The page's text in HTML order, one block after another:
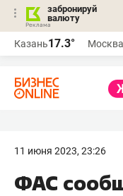
забронируй
валюту
Казань17.3° Москва
11 июня 2023, 23:26
ФАС